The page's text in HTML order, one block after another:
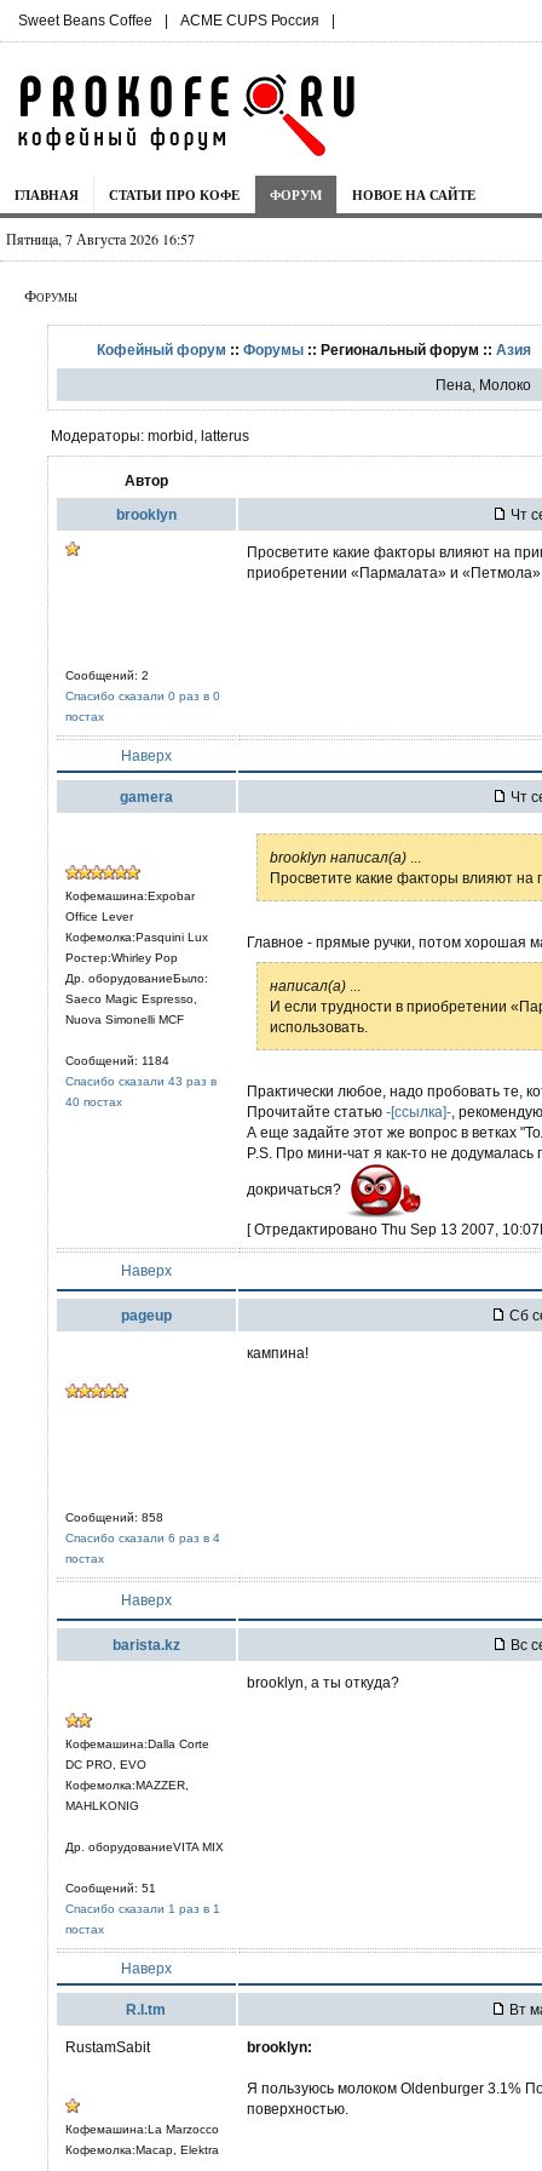
Sweet Beans Coffee | ACME CUPS Россия |
ГЛАВНАЯ СТАТЬИ ПРО КОФЕ ФОРУМ НОВОЕ НА САЙТЕ
Пятница, 7 Августа 2026 16:57
Форумы
Кофейный форум :: Форумы :: Региональный форум :: Азия
Пена, Молоко
Модераторы: morbid, latterus
Автор
brooklyn Чт
Сообщений: 2
Спасибо сказали 0 раз в 0
постах
Просветите какие факторы влияют на
приобретении «Пармалата» и «Петмола»
Наверх
gamera Чт
Кофемашина:Expobar
Office Lever
Кофемолка:Pasquini Lux
Ростер:Whirley Pop
Др. оборудованиеБыло:
Saeco Magic Espresso,
Nuova Simonelli MCF
Сообщений: 1184
Спасибо сказали 43 раз в
40 постах
brooklyn написал(а)
Просветите какие факторы влияют
Главное - прямые ручки, потом хорошая
написал(а)
И если трудности в приобретении
использовать.
Практически любое, надо пробовать те,
Прочитайте статью -[ссылка]- ,
А еще задайте этот же вопрос в ветках
P.S. Про мини-чат я как-то не додумалась
докричаться?
[ Отредактировано Thu Sep 13 2007,
Наверх
pageup Сб
Сообщений: 858
Спасибо сказали 6 раз в 4
постах
кампина!
Наверх
barista.kz Вс
Кофемашина:Dalla Corte
DC PRO, EVO
Кофемолка:MAZZER,
MAHLKONIG
Др. оборудованиеVITA MIX
Сообщений: 51
Спасибо сказали 1 раз в 1
постах
brooklyn, а ты откуда?
Наверх
R.I.tm Вт
RustamSabit
Кофемашина:La Marzocco
Кофемолка:Macap, Elektra
brooklyn:
Я пользуюсь молоком Oldenburger 3.1%
поверхностью.